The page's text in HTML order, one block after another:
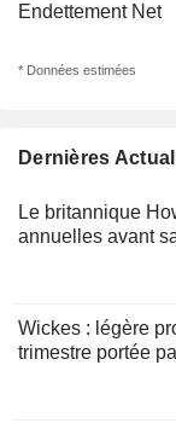
Dernières
Le britannique
annuelles avant
Wickes : légère
trimestre portée
Endettement Net
* Données estimées